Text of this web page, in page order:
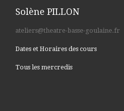
Solène PILLON
ateliers@theatre-basse-goulaine.fr
Dates et Horaires des cours
Tous les mercredis